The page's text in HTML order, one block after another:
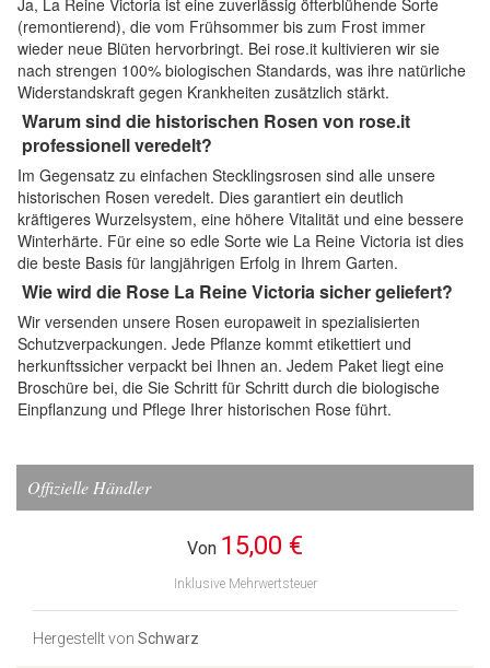
(remontierend), die vom Frühsommer bis zum Frost immer
wieder neue Blüten hervorbringt. Bei rose.it kultivieren wir sie
nach strengen 100% biologischen Standards, was ihre natürliche
Widerstandskraft gegen Krankheiten zusätzlich stärkt.
Warum sind die historischen Rosen von rose.it
professionell veredelt?
Im Gegensatz zu einfachen Stecklingsrosen sind alle unsere
historischen Rosen veredelt. Dies garantiert ein deutlich
kräftigeres Wurzelsystem, eine höhere Vitalität und eine bessere
Winterhärte. Für eine so edle Sorte wie La Reine Victoria ist dies
die beste Basis für langjährigen Erfolg in Ihrem Garten.
Wie wird die Rose La Reine Victoria sicher geliefert?
Wir versenden unsere Rosen europaweit in spezialisierten
Schutzverpackungen. Jede Pflanze kommt etikettiert und
herkunftssicher verpackt bei Ihnen an. Jedem Paket liegt eine
Broschüre bei, die Sie Schritt für Schritt durch die biologische
Einpflanzung und Pflege Ihrer historischen Rose führt.
Offizielle Händler
Von 15,00 €
Inklusive Mehrwertsteuer
Hergestellt von Schwarz